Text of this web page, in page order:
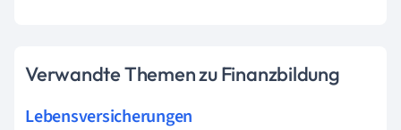
Verwandte Themen zu Finanzbildung
Lebensversicherungen